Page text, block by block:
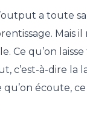
a toute
Mais
Ce qu’on
c’est-à-dire
qu’on écoute,